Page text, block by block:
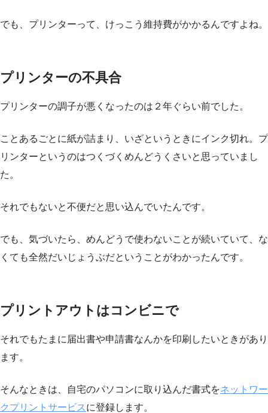
でも、プリンターって、けっこう維持費がかかるんですよね。
プリンターの不具合
プリンターの調子が悪くなったのは２年ぐらい前でした。
ことあるごとに紙が詰まり、いざというときにインク切れ。プ
リンターというのはつくづくめんどうくさいと思っていまし
た。
それでもないと不便だと思い込んでいたんです。
でも、気づいたら、めんどうで使わないことが続いていて、な
くても全然だいじょうぶだということがわかったんです。
プリントアウトはコンビニで
それでもたまに届出書や申請書なんかを印刷したいときがあり
ます。
そんなときは、自宅のパソコンに取り込んだ書式をネットワー
クプリントサービス に登録します。